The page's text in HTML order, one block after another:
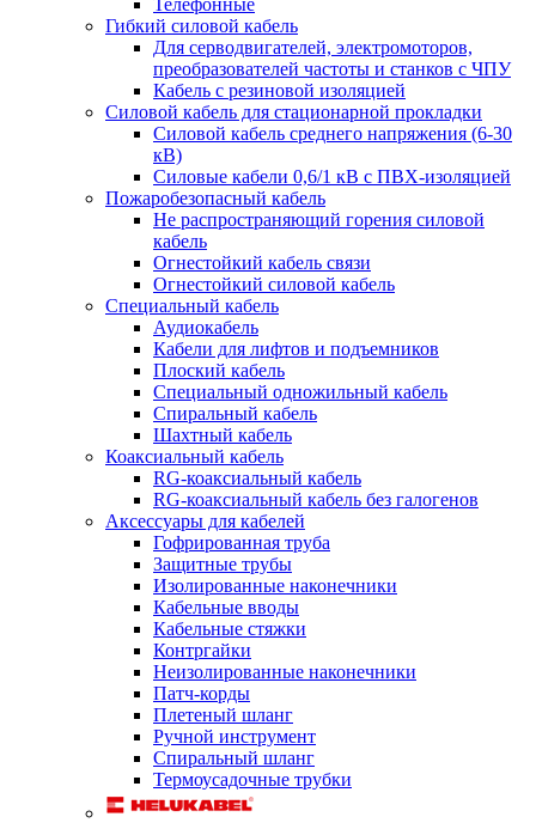
Телефонные
Гибкий силовой кабель
Для серводвигателей, электромоторов,
преобразователей частоты и станков с ЧПУ
Кабель с резиновой изоляцией
Силовой кабель для стационарной прокладки
Силовой кабель среднего напряжения (6-30
кВ)
Силовые кабели 0,6/1 кВ с ПВХ-изоляцией
Пожаробезопасный кабель
Не распространяющий горения силовой
кабель
Огнестойкий кабель связи
Огнестойкий силовой кабель
Специальный кабель
Аудиокабель
Кабели для лифтов и подъемников
Плоский кабель
Специальный одножильный кабель
Спиральный кабель
Шахтный кабель
Коаксиальный кабель
RG-коаксиальный кабель
RG-коаксиальный кабель без галогенов
Аксессуары для кабелей
Гофрированная труба
Защитные трубы
Изолированные наконечники
Кабельные вводы
Кабельные стяжки
Контргайки
Неизолированные наконечники
Патч-корды
Плетеный шланг
Ручной инструмент
Спиральный шланг
Термоусадочные трубки